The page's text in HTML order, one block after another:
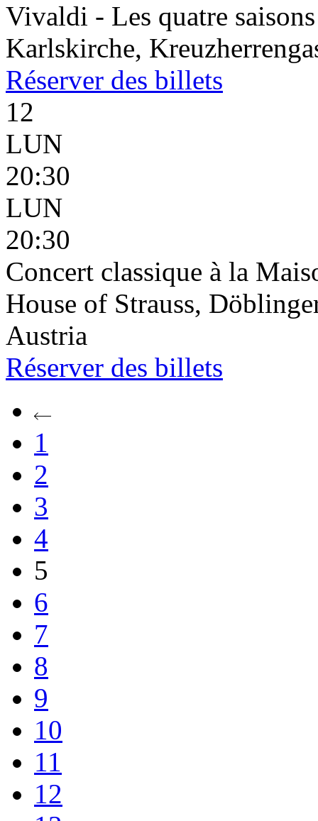
Vivaldi - Les quatre saisons
Karlskirche,
Réserver des billets
12
LUN
20:30
LUN
20:30
Concert classique à la
House of Strauss,
Austria
Réserver des billets
1
2
3
4
5
6
7
8
9
10
11
12